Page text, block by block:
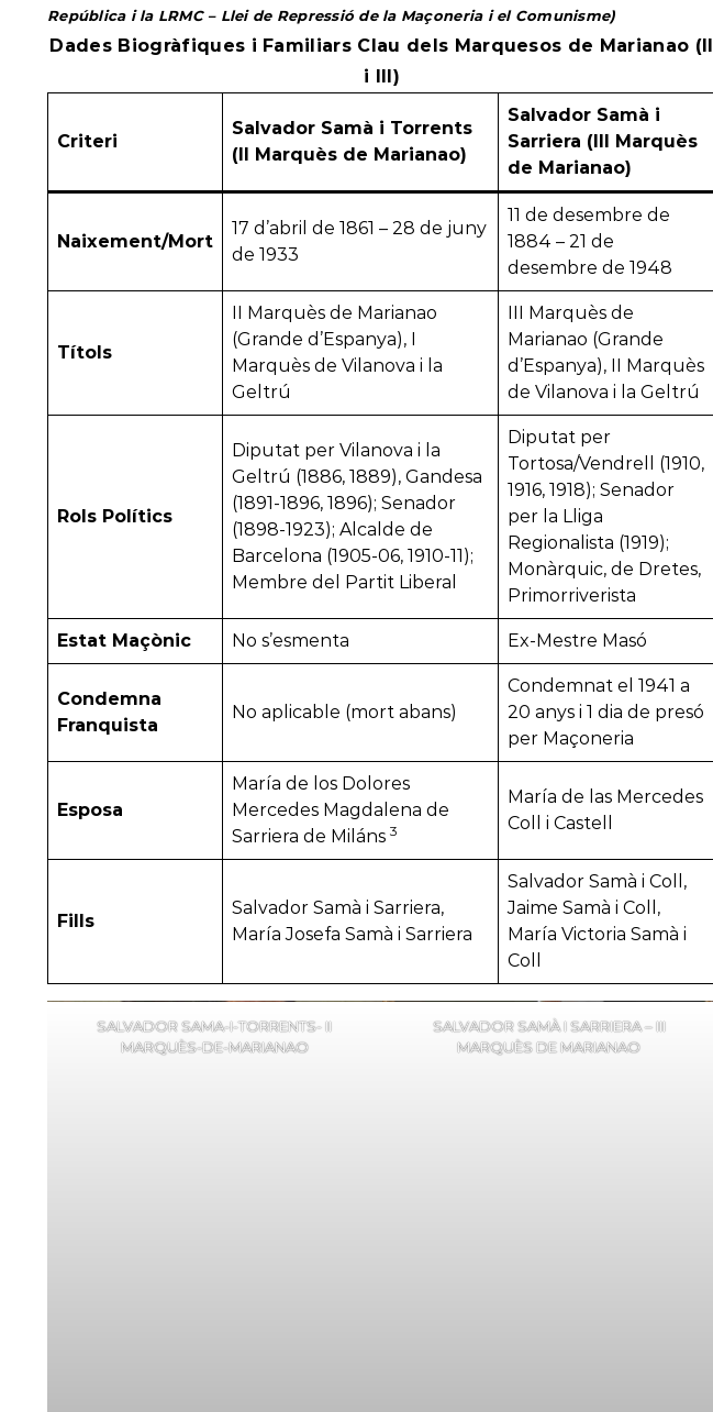
República i la LRMC – Llei de Repressió de la Maçoneria i el Comunisme)
Dades Biogràfiques i Familiars Clau dels Marquesos de Marianao (II
i III)
Criteri
Salvador Samà i Torrents
(II Marquès de Marianao)
Salvador Samà i
Sarriera (III Marquès
de Marianao)
Naixement/Mort
17 d’abril de 1861 – 28 de juny
de 1933
11 de desembre de
1884 – 21 de
desembre de 1948
Títols
II Marquès de Marianao
(Grande d’Espanya), I
Marquès de Vilanova i la
Geltrú
III Marquès de
Marianao (Grande
d’Espanya), II Marquès
de Vilanova i la Geltrú
Rols Polítics
Diputat per Vilanova i la
Geltrú (1886, 1889), Gandesa
(1891-1896, 1896); Senador
(1898-1923); Alcalde de
Barcelona (1905-06, 1910-11);
Membre del Partit Liberal
Diputat per
Tortosa/Vendrell (1910,
1916, 1918); Senador
per la Lliga
Regionalista (1919);
Monàrquic, de Dretes,
Primorriverista
Estat Maçònic No s’esmenta Ex-Mestre Masó
Condemna
Franquista
No aplicable (mort abans)
Condemnat el 1941 a
20 anys i 1 dia de presó
per Maçoneria
Esposa
María de los Dolores
Mercedes Magdalena de
Sarriera de Miláns 3
María de las Mercedes
Coll i Castell
Fills
Salvador Samà i Sarriera,
María Josefa Samà i Sarriera
Salvador Samà i Coll,
Jaime Samà i Coll,
María Victoria Samà i
Coll
SALVADOR SAMA-I-TORRENTS- II
MARQUÈS-DE-MARIANAO
SALVADOR SAMÀ I SARRIERA – III
MARQUÈS DE MARIANAO